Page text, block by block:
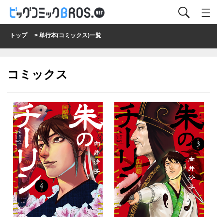
トップ> 単行本(コミックス)一覧
コミックス